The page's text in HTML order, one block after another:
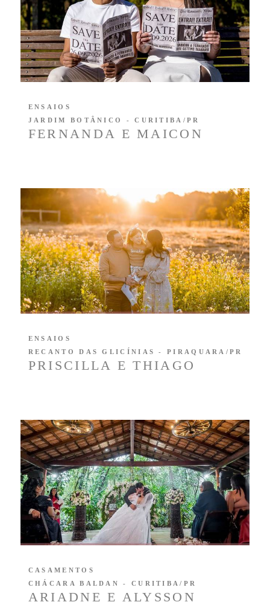
FERNANDA E MAICON
ENSAIOS
JARDIM BOTÂNICO - CURITIBA/PR
PRISCILLA E THIAGO
ENSAIOS
RECANTO DAS GLICÍNIAS - PIRAQUARA/PR
ARIADNE E ALYSSON
CASAMENTOS
CHÁCARA BALDAN - CURITIBA/PR